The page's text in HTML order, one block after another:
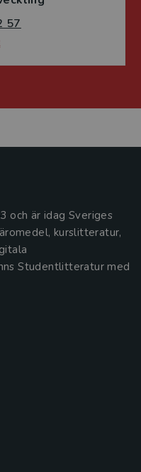
57
och är idag Sveriges
kurslitteratur,
Studentlitteratur med